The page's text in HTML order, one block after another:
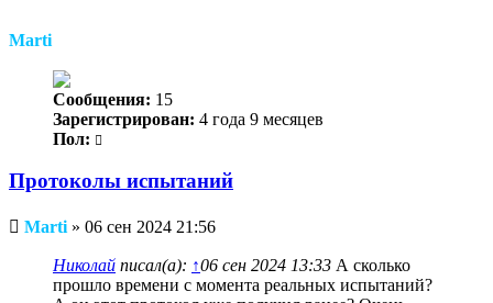
Marti
Сообщения: 15
Зарегистрирован: 4 года 9 месяцев
Пол:
Протоколы испытаний
Непрочитанное
Marti » 06 сен 2024 21:56
Николай писал(а): ↑06 сен 2024 13:33 А сколько
прошло времени с момента реальных испытаний?